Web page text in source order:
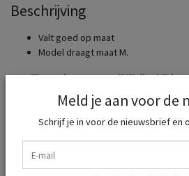
Beschrijving
Valt goed op maat
Model draagt maat M.
Hou jij van shoppen en wil jij dit altijd
? Meld je dan snel aan als VIP MEMBER
toevoegen aan onze VIP LIJST want dan
korting op al onze merken. MEER INFO
Meld je aan voor de
Schrijf je in voor de nieuwsbrief en